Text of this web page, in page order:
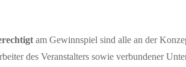
am Gewinnspiel sind alle an der
des Veranstalters sowie verbundener